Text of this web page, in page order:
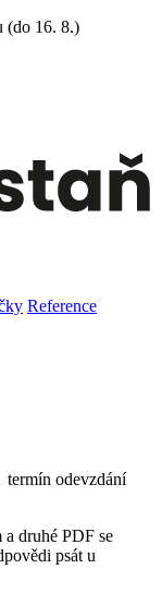
(do 16. 8.)
Reference
termín odevzdání
a druhé PDF se
psát u